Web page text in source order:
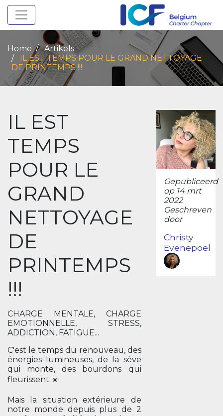
Toggle navigation
Home
Artikels
IL EST TEMPS POUR LE GRAND NETTOYAGE
DE PRINTEMPS !!!
IL EST
TEMPS
POUR LE
GRAND
NETTOYAGE
DE
PRINTEMPS
!!!
CHARGE MENTALE, CHARGE
EMOTIONNELLE, STRESS,
ADDICTION, FATIGUE...
C'est le temps du renouveau, des
énergies lumineuses, de la sève
qui monte, des bourdons qui
fleurissent ☀️
Mais la situation extérieure de
notre monde depuis plus de 2
Gepubliceerd
op 14 mrt
2022
Geschreven
door
Christy
Evenepoel